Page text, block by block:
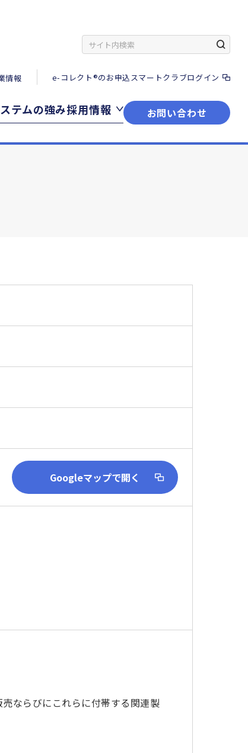
情報 e-コレクト®のお申込スマートクラブログイン
テムの強み採用情報 お問い合わせ
Googleマップで開く
ならびにこれらに付帯する関連製